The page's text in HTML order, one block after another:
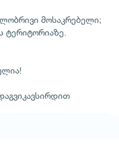
მოსაკრებელი;
ტერიტორიაზე.